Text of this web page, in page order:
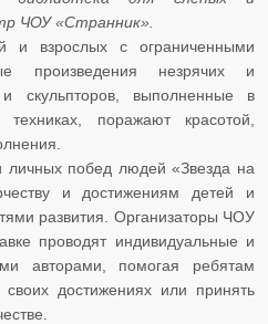
ЧОУ «Странник».
и взрослых с ограниченными
произведения незрячих и
скульпторов, выполненные в
поражают красотой,
личных побед людей «Звезда на
и достижениям детей и
развития. Организаторы ЧОУ
проводят индивидуальные и
авторами, помогая ребятам
своих достижениях или принять